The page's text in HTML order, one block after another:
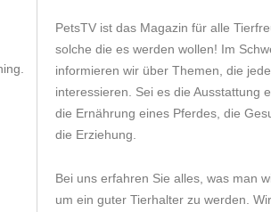
PetsTV ist das Magazin für alle
solche die es werden wollen! Im
informieren wir über Themen, die
interessieren. Sei es die Ausstattung
die Ernährung eines Pferdes, die
die Erziehung.
Bei uns erfahren Sie alles, was man
um ein guter Tierhalter zu werden.